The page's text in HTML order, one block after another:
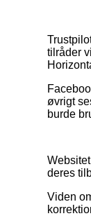
tilråder
øvrigt
burde
deres
Viden